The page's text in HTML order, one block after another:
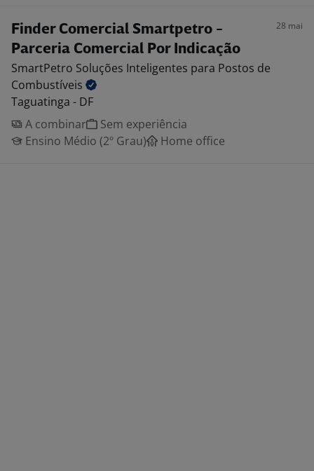
Finder Comercial Smartpetro -
Parceria Comercial Por Indicação
28 mai
SmartPetro Soluções Inteligentes para Postos de
Combustíveis
Taguatinga - DF
A combinar
Sem experiência
Ensino Médio (2º Grau)
Home office